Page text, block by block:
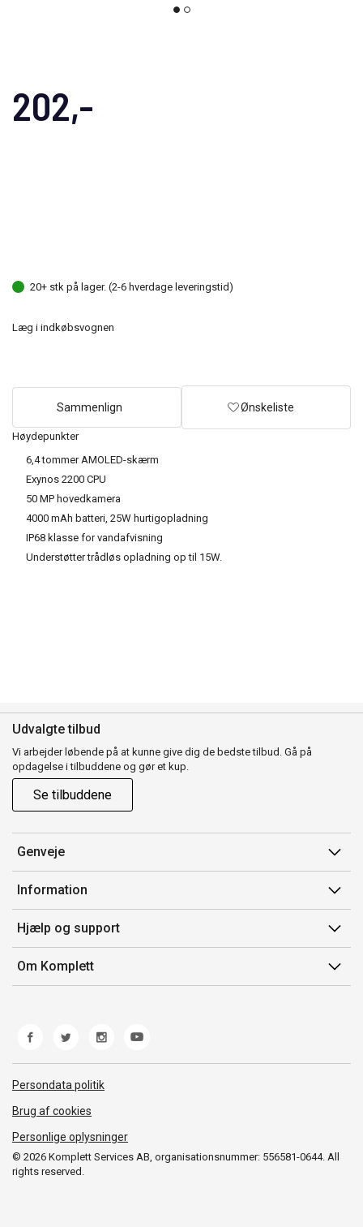
Høydepunkter
6,4 tommer AMOLED-skærm
Exynos 2200 CPU
50 MP hovedkamera
4000 mAh batteri, 25W hurtigopladning
IP68 klasse for vandafvisning
Understøtter trådløs opladning op til 15W.
202,-
20+ stk på lager. (2-6 hverdage leveringstid)
Læg i indkøbsvognen
Sammenlign Ønskeliste
Udvalgte tilbud
Vi arbejder løbende på at kunne give dig de bedste tilbud. Gå på
opdagelse i tilbuddene og gør et kup.
Se tilbuddene
Genveje
Min side
Ordrehistorik
Gavekort
Information
Salgsbetingelser
Mærker/producent
Fortrydelsesret
Hjælp og support
Kontakt os
Kundeservice
Fejl/Mangler
Fragt og levering
Om Komplett
© 2026 Komplett Services AB, organisationsnummer: 556581-0644. All
rights reserved.
Persondata politik
Brug af cookies
Personlige oplysninger